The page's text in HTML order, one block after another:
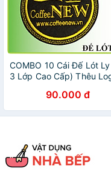
COMBO 10 Cái Đế Lót
3 Lớp Cao Cấp) Thêu
kính 9cm - Thấm nước
nhanh - Nhỏ, gọn,
Đẹp_Coffee New
90.000 đ